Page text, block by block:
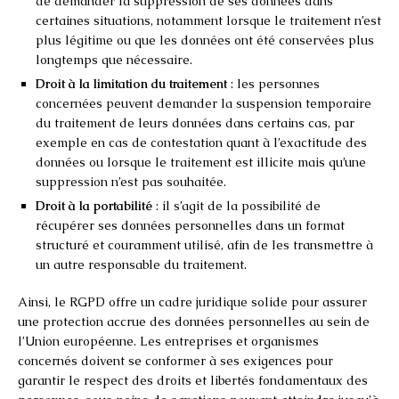
certaines situations, notamment lorsque le traitement n’est
plus légitime ou que les données ont été conservées plus
longtemps que nécessaire.
Droit à la limitation du traitement: les personnes
concernées peuvent demander la suspension temporaire
du traitement de leurs données dans certains cas, par
exemple en cas de contestation quant à l’exactitude des
données ou lorsque le traitement est illicite mais qu’une
suppression n’est pas souhaitée.
Droit à la portabilité : il s’agit de la possibilité de
récupérer ses données personnelles dans un format
structuré et couramment utilisé, afin de les transmettre à
un autre responsable du traitement.
Ainsi, le RGPD offre un cadre juridique solide pour assurer
une protection accrue des données personnelles au sein de
l’Union européenne. Les entreprises et organismes
concernés doivent se conformer à ses exigences pour
garantir le respect des droits et libertés fondamentaux des